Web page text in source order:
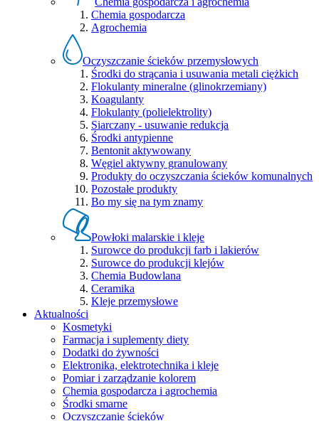
Chemia gospodarcza
Agrochemia
Oczyszczanie ścieków przemysłowych
Środki do strącania i usuwania metali ciężkich
Flokulanty mineralne (glinokrzemiany)
Koagulanty
Flokulanty (polielektrolity)
Siarczany - usuwanie redukcja
Środki antypienne
Bentonit aktywowany
Węgiel aktywny granulowany
Produkty do oczyszczania ścieków komunalnych
Pozostałe produkty
Bo my się na tym znamy
Powłoki malarskie i kleje
Surowce do produkcji farb i lakierów
Surowce do produkcji klejów
Chemia Budowlana
Ceramika
Kleje przemysłowe
Aktualności
Kosmetyki
Farmacja i suplementy diety
Dodatki do żywności
Elektronika, elektrotechnika i kleje
Pomiar i zarządzanie kolorem
Chemia gospodarcza i agrochemia
Środki smarne
Oczyszczanie ścieków